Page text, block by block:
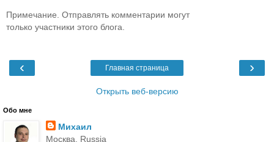
Примечание. Отправлять комментарии могут
только участники этого блога.
‹ ›
Главная страница
Открыть веб-версию
Обо мне
Михаил
Москва, Russia